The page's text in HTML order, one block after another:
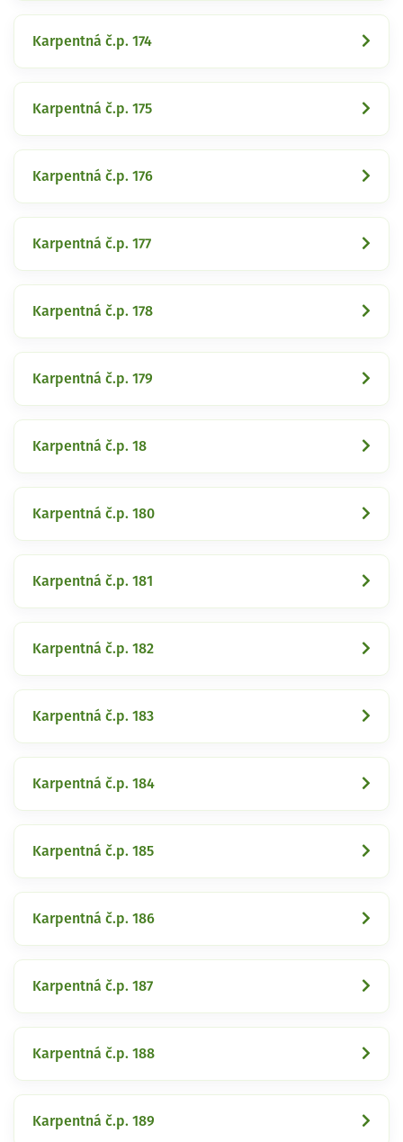
Karpentná č.p. 174
Karpentná č.p. 175
Karpentná č.p. 176
Karpentná č.p. 177
Karpentná č.p. 178
Karpentná č.p. 179
Karpentná č.p. 18
Karpentná č.p. 180
Karpentná č.p. 181
Karpentná č.p. 182
Karpentná č.p. 183
Karpentná č.p. 184
Karpentná č.p. 185
Karpentná č.p. 186
Karpentná č.p. 187
Karpentná č.p. 188
Karpentná č.p. 189